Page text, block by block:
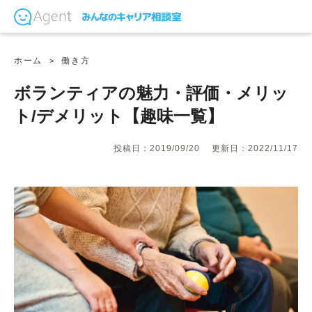
ホーム 働き方
ボランティアの魅力・評価・メリッ
ト/デメリット【趣味一覧】
投稿日：2019/09/20 更新日：2022/11/17